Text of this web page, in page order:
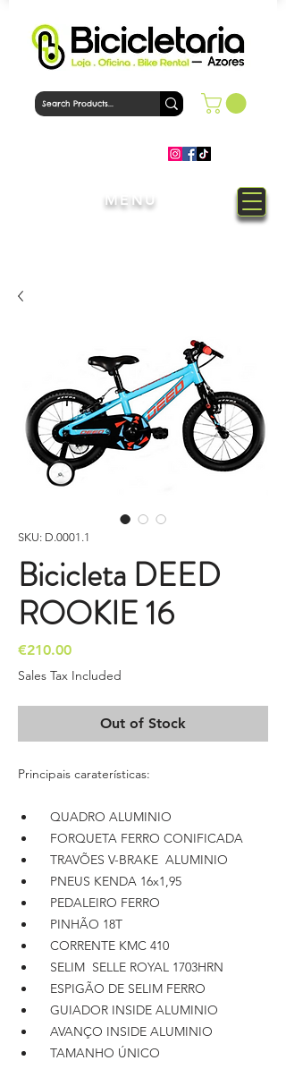
MENU
SKU: D.0001.1
Bicicleta DEED
ROOKIE 16
€210.00Price
Sales Tax Included
Out of Stock
Principais caraterísticas:
QUADRO ALUMINIO
FORQUETA FERRO CONIFICADA
TRAVÕES V-BRAKE ALUMINIO
PNEUS KENDA 16x1,95
PEDALEIRO FERRO
PINHÃO 18T
CORRENTE KMC 410
SELIM SELLE ROYAL 1703HRN
ESPIGÃO DE SELIM FERRO
GUIADOR INSIDE ALUMINIO
AVANÇO INSIDE ALUMINIO
TAMANHO ÚNICO